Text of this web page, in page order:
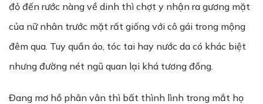
đỏ đến rước nàng về dinh thì chợt y nhận ra gương mặt
của nữ nhân trước mặt rất giống với cô gái trong mộng
đêm qua. Tuy quần áo, tóc tai hay nước da có khác biệt
nhưng đường nét ngũ quan lại khá tương đồng.
Đang mơ hồ phân vân thì bất thình lình trong mắt họ